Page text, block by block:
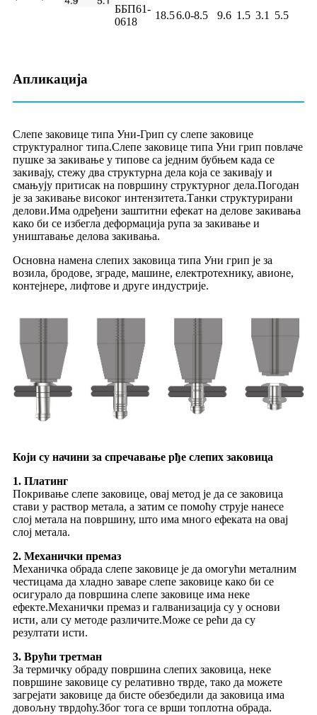
ББП61-
0618
18.56.0-8.5 9.6 1.5 3.1 5.5
Апликација
Слепе заковице типа Уни-Грип су слепе заковице
структуралног типа.Слепе заковице типа Уни грип повлаче
пушке за закивање у типове са једним бубњем када се
закивају, стежу два структурна дела која се закивају и
смањују притисак на површину структурног дела.Погодан
је за закивање високог интензитета.Танки структурирани
делови.Има одређени заштитни ефекат на делове закивања
како би се избегла деформација рупа за закивање и
уништавање делова закивања.
Основна намена слепих заковица типа Уни грип је за
возила, бродове, зграде, машине, електротехнику, авионе,
контејнере, лифтове и друге индустрије.
Који су начини за спречавање рђе слепих заковица
1. Платинг
Покривање слепе заковице, овај метод је да се заковица
стави у раствор метала, а затим се помоћу струје нанесе
слој метала на површину, што има много ефеката на овај
слој метала.
2. Механички премаз
Механичка обрада слепе заковице је да омогући металним
честицама да хладно заваре слепе заковице како би се
осигурало да површина слепе заковице има неке
ефекте.Механички премаз и галванизација су у основи
исти, али су методе различите.Може се рећи да су
резултати исти.
3. Врући третман
За термичку обраду површина слепих заковица, неке
површине заковице су релативно тврде, тако да можете
загрејати заковице да бисте обезбедили да заковица има
довољну тврдоћу.Због тога се врши топлотна обрада.